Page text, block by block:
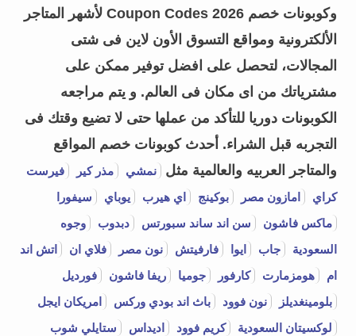
وكوبونات خصم Coupon Codes 2026 لأشهر المتاجر
الألكترونية ومواقع التسوق الأون لاين فى شتى
المجالات، لتحصل على افضل توفير ممكن على
مشترياتك من اى مكان فى العالم. و يتم مراجعه
الكوبونات دوريا للتأكد من عملها حتى لا تضيع وقتك فى
التجربه قبل الشراء. أحدث كوبونات خصم المواقع
والمتاجر العربيه والعالمية مثل
نمشي مذر كير
فيرست
كراي
امازون مصر بوكينج اي هيرب يوباي
سيفورا
ماكس فاشون
سن اند ساند سبورتس دبدوب
وجوه
السعودية
جاب ايوا فارفيتش نون مصر فلاي ان
اتش اند
ام
هومزمارت كارفور جوميا ريفا فاشون
فورديل
بلومينغديلز
نون فوود باث اند بودي وركس
امريكان ايجل
لوكسيتان السعودية
كريم فوود اديداس ستايلي شوب